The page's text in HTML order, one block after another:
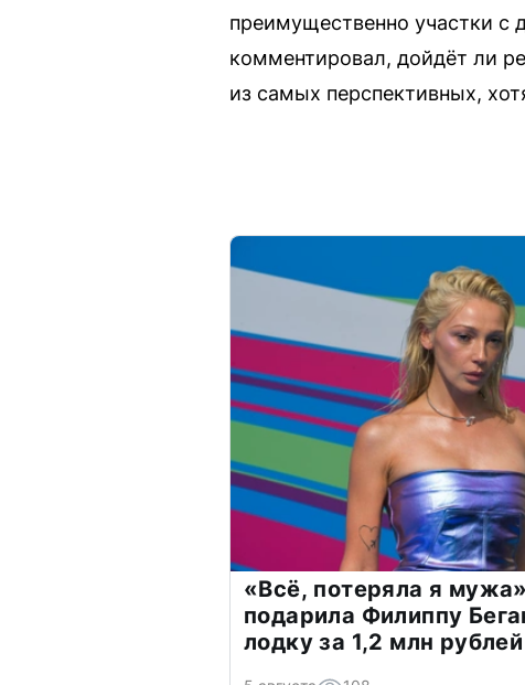
преимущественно участки
комментировал, дойдёт ли
из самых перспективных,
«Всё, потеряла я
подарила Филиппу
лодку за 1,2 млн рублей